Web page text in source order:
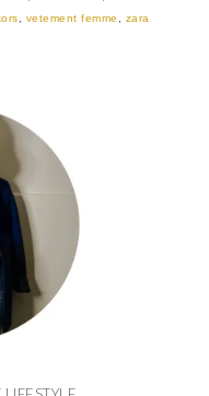
vetement femme zara